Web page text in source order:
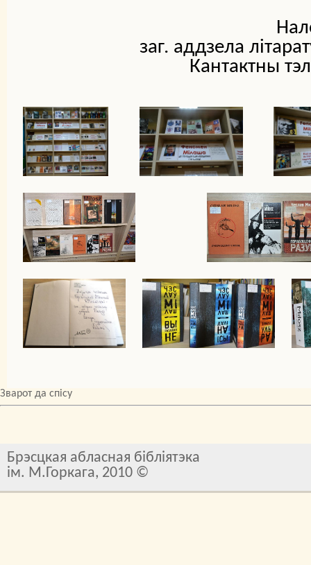
заг. аддзела
Кантактны
Зварот да спісу
Брэсцкая абласная бібліятэка
ім. М.Горкага, 2010 ©